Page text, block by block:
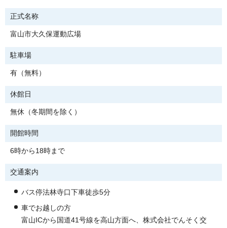
正式名称
富山市大久保運動広場
駐車場
有（無料）
休館日
無休（冬期間を除く）
開館時間
6時から18時まで
交通案内
バス停法林寺口下車徒歩5分
車でお越しの方
富山ICから国道41号線を高山方面へ、株式会社でんそく交